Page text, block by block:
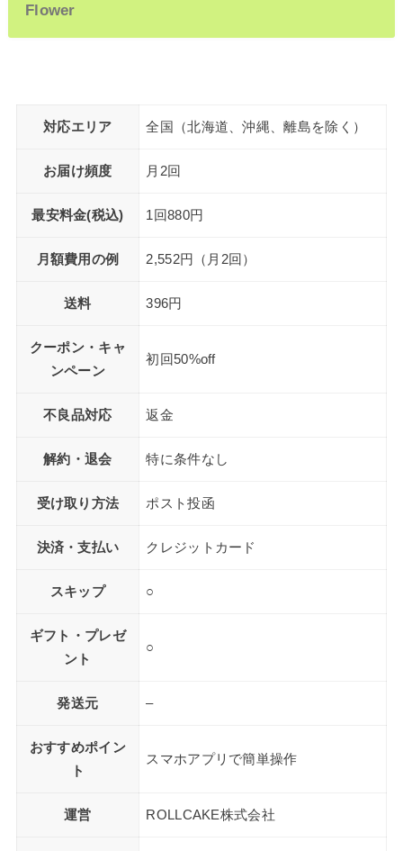
Flower
対応エリア 全国（北海道、沖縄、離島を除く）
お届け頻度 月2回
最安料金(税込) 1回880円
月額費用の例 2,552円（月2回）
送料 396円
クーポン・キャ
ンペーン
初回50%off
不良品対応 返金
解約・退会 特に条件なし
受け取り方法 ポスト投函
決済・支払い クレジットカード
スキップ ○
ギフト・プレゼ
ント
○
発送元 –
おすすめポイン
ト
スマホアプリで簡単操作
運営 ROLLCAKE株式会社